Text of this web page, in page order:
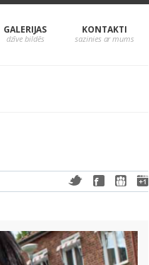
GALERIJAS KONTAKTI